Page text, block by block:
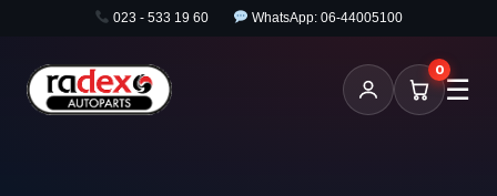
023 - 533 19 60 WhatsApp: 06-44005100
0
☰